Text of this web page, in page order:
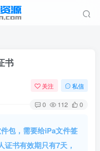
书
关注 私信
0 112 0
包，需要给iPa文件签
书有效期只有7天，